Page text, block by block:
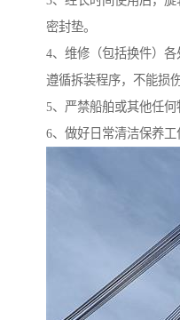
密封垫。
4、维修（包括换件）
遵循拆装程序，不能损
5、严禁船舶或其他任何
6、做好日常清洁保养工